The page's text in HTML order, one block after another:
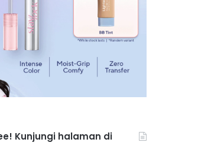
Kunjungi halaman di